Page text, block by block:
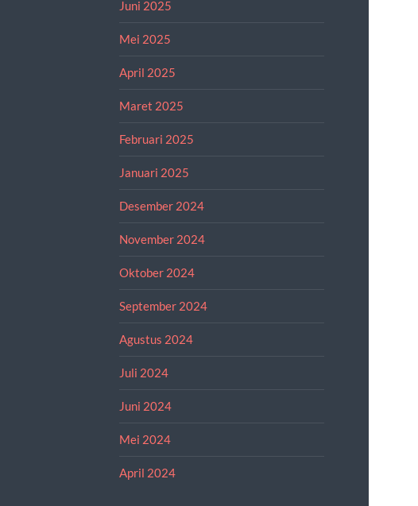
Juni 2025
Mei 2025
April 2025
Maret 2025
Februari 2025
Januari 2025
Desember 2024
November 2024
Oktober 2024
September 2024
Agustus 2024
Juli 2024
Juni 2024
Mei 2024
April 2024